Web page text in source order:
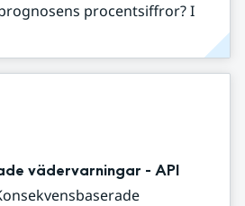
procentsiffror? I
vädervarningar - API